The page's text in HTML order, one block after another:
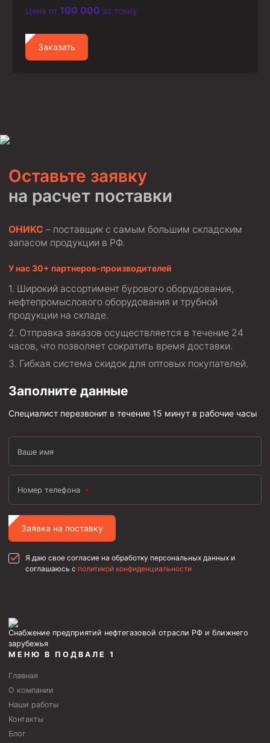
Цена от 100 000 за тонну
Заказать
Оставьте заявку
на расчет поставки
ОНИКС – поставщик с самым большим складским
запасом продукции в РФ.
У нас 30+ партнеров-производителей
Широкий ассортимент бурового оборудования,
нефтепромыслового оборудования и трубной
продукции на складе.
Отправка заказов осуществляется в течение 24
часов, что позволяет сократить время доставки.
Гибкая система скидок для оптовых покупателей.
Заполните данные
Специалист перезвонит в течение 15 минут в рабочие часы
Ваше имя
Номер телефона
Заявка на поставку
Я даю свое согласие на обработку персональных данных и
соглашаюсь с политикой конфиденциальности
Снабжение предприятий нефтегазовой отрасли РФ и ближнего
зарубежья
МЕНЮ В ПОДВАЛЕ 1
Главная
О компании
Наши работы
Контакты
Блог